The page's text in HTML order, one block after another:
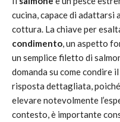
cucina, capace di adattarsi
cottura. La chiave per
condimento, un aspetto
un semplice filetto di
domanda su come condire
risposta dettagliata,
elevare notevolmente
contesto, è importante